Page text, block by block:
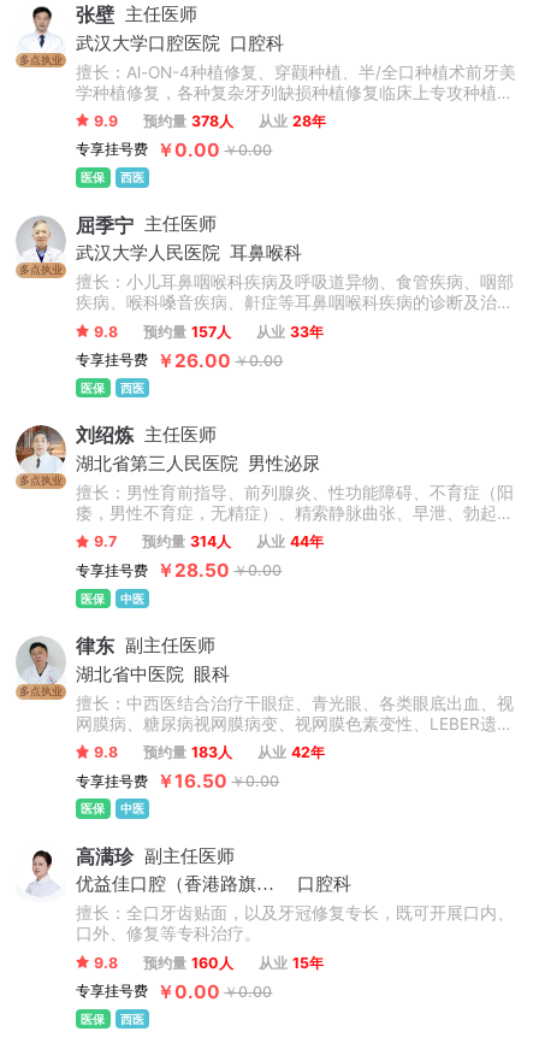
多点执业
张壁 主任医师
武汉大学口腔医院
口腔科
擅长：Al-ON-4种植修复、穿颧种植、半/全口种植术前牙美
学种植修复，各种复杂牙列缺损种植修复临床上专攻种植牙
领域，致力于微创无痛牙种植、即刻牙种植及微创拔牙，精
通国际主流种植系统操作特点，带领修复团队为患者做个性
化设计，对于疑难牙种植临床经验丰富。
9.9 预约量 378人 从业 28年
专享挂号费
￥0.00 ￥0.00
医保 西医
多点执业
屈季宁 主任医师
武汉大学人民医院 耳鼻喉科
擅长：小儿耳鼻咽喉科疾病及呼吸道异物、食管疾病、咽部
疾病、喉科嗓音疾病、鼾症等耳鼻咽喉科疾病的诊断及治
疗。
9.8 预约量 157人 从业 33年
专享挂号费
￥26.00 ￥0.00
医保 西医
多点执业
刘绍炼 主任医师
湖北省第三人民医院
男性泌尿
擅长：男性育前指导、前列腺炎、性功能障碍、不育症（阳
痿，男性不育症，无精症）、精索静脉曲张、早泄、勃起功
能障碍、精子不液化、包皮过长、输精管病变、包皮手术、
排尿障碍、尿频尿急、射精障碍、排尿困难、尿道感染、泌
尿结石、少精弱精、睾丸囊肿、包皮环切术、角头包皮炎、
阴茎短小、膀胱炎、排尿疼痛、性功能下降、睾丸胀痛、尿
9.7 预约量 314人 从业 44年
专享挂号费
￥28.50 ￥0.00
医保 中医
多点执业
律东 副主任医师
湖北省中医院
眼科
擅长：中西医结合治疗干眼症、青光眼、各类眼底出血、视
网膜病、糖尿病视网膜病变、视网膜色素变性、LEBER遗传
性视神经病变、中浆、视神经萎缩、黄斑变性、黄斑水肿、
黄斑萎缩、葡萄膜炎、角膜炎、结膜炎、飞蚊症等等。
9.8 预约量 183人 从业 42年
专享挂号费
￥16.50 ￥0.00
医保 中医
高满珍 副主任医师
优益佳口腔（香港路旗舰店）
口腔科
擅长：全口牙齿贴面，以及牙冠修复专长，既可开展口内、
口外、修复等专科治疗。
9.8 预约量 160人 从业 15年
专享挂号费
￥0.00 ￥0.00
医保 西医